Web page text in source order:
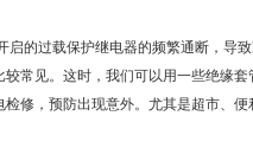
的过载保护继电器的频繁通断，导
常见。这时，我们可以用一些绝缘
修，预防出现意外。尤其是超市、